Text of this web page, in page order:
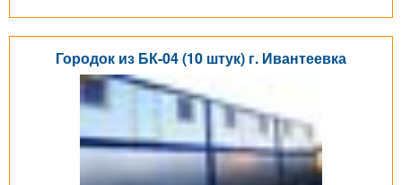
Городок из БК-04 (10 штук) г. Ивантеевка